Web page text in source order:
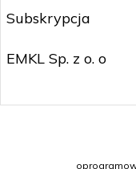
Subskrypcja
EMKL Sp. z o. o